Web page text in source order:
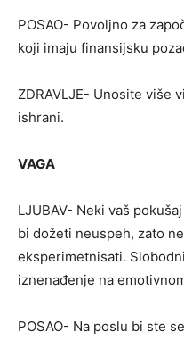
POSAO- Povoljno za
koji imaju finansijsku
ZDRAVLJE- Unosite više
ishrani.
VAGA
LJUBAV- Neki vaš
bi dožeti neuspeh, zato
eksperimetnisati.
iznenađenje na
POSAO- Na poslu bi ste